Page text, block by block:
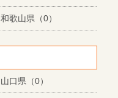
和歌山県（0）
山口県（0）